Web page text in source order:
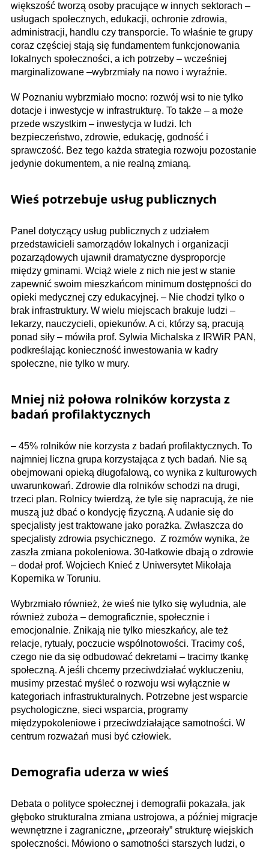
większość tworzą osoby pracujące w innych sektorach –
usługach społecznych, edukacji, ochronie zdrowia,
administracji, handlu czy transporcie. To właśnie te grupy
coraz częściej stają się fundamentem funkcjonowania
lokalnych społeczności, a ich potrzeby – wcześniej
marginalizowane –wybrzmiały na nowo i wyraźnie.
W Poznaniu wybrzmiało mocno: rozwój wsi to nie tylko
dotacje i inwestycje w infrastrukturę. To także – a może
przede wszystkim – inwestycja w ludzi. Ich
bezpieczeństwo, zdrowie, edukację, godność i
sprawczość. Bez tego każda strategia rozwoju pozostanie
jedynie dokumentem, a nie realną zmianą.
Wieś potrzebuje usług publicznych
Panel dotyczący usług publicznych z udziałem
przedstawicieli samorządów lokalnych i organizacji
pozarządowych ujawnił dramatyczne dysproporcje
między gminami. Wciąż wiele z nich nie jest w stanie
zapewnić swoim mieszkańcom minimum dostępności do
opieki medycznej czy edukacyjnej. – Nie chodzi tylko o
brak infrastruktury. W wielu miejscach brakuje ludzi –
lekarzy, nauczycieli, opiekunów. A ci, którzy są, pracują
ponad siły – mówiła prof. Sylwia Michalska z IRWiR PAN,
podkreślając konieczność inwestowania w kadry
społeczne, nie tylko w mury.
Mniej niż połowa rolników korzysta z
badań profilaktycznych
– 45% rolników nie korzysta z badań profilaktycznych. To
najmniej liczna grupa korzystająca z tych badań. Nie są
obejmowani opieką długofalową, co wynika z kulturowych
uwarunkowań. Zdrowie dla rolników schodzi na drugi,
trzeci plan. Rolnicy twierdzą, że tyle się napracują, że nie
muszą już dbać o kondycję fizyczną. A udanie się do
specjalisty jest traktowane jako porażka. Zwłaszcza do
specjalisty zdrowia psychicznego. Z rozmów wynika, że
zaszła zmiana pokoleniowa. 30-latkowie dbają o zdrowie
– dodał prof. Wojciech Knieć z Uniwersytet Mikołaja
Kopernika w Toruniu.
Wybrzmiało również, że wieś nie tylko się wyludnia, ale
również zuboża – demograficznie, społecznie i
emocjonalnie. Znikają nie tylko mieszkańcy, ale też
relacje, rytuały, poczucie wspólnotowości. Tracimy coś,
czego nie da się odbudować dekretami – tracimy tkankę
społeczną. A jeśli chcemy przeciwdziałać wykluczeniu,
musimy przestać myśleć o rozwoju wsi wyłącznie w
kategoriach infrastrukturalnych. Potrzebne jest wsparcie
psychologiczne, sieci wsparcia, programy
międzypokoleniowe i przeciwdziałające samotności. W
centrum rozważań musi być człowiek.
Demografia uderza w wieś
Debata o polityce społecznej i demografii pokazała, jak
głęboko strukturalna zmiana ustrojowa, a później migracje
wewnętrzne i zagraniczne, „przeorały” strukturę wiejskich
społeczności. Mówiono o samotności starszych ludzi, o